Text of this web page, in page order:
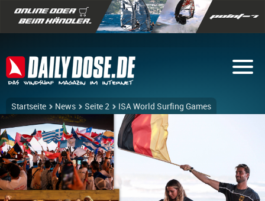
Startseite News Seite 2 ISA World Surfing Games